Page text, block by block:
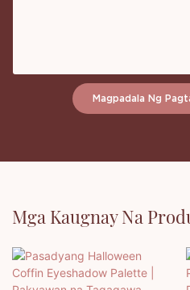
Magpadala Ng
Mga Kaugnay Na